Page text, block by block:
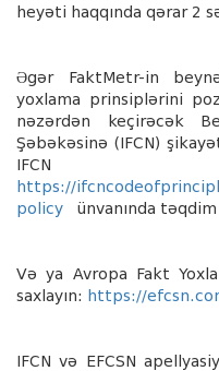
heyəti haqqında qərar 2
Əgər FaktMetr-in beyn
yoxlama prinsipl ərini
nəzərdən keçirəcə k
Şə bə kəsinə (IFCN) şikayə
https://
policy
ünvanında təqdim
Və ya Avropa Fakt
saxlayın: https://
IFCN və EFCSN